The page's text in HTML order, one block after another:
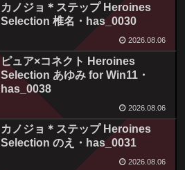
カノジョ＊ステップ Heroines
Selection 椎名・has_0030
2026.08.06
ピュア×コネクト Heroines
Selection あゆみ for Win11・
has_0038
2026.08.06
カノジョ＊ステップ Heroines
Selection のえ・has_0031
2026.08.06